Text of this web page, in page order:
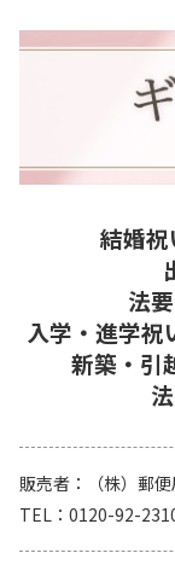
結婚祝
法
入学・進学祝
新築・引
販売者
（株）郵
TEL
0120-92-